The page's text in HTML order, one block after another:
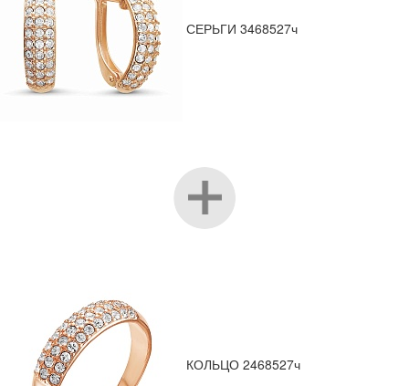
СЕРЬГИ 3468527ч
КОЛЬЦО 2468527ч